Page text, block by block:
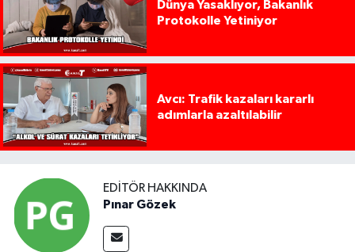
Dünya Yasaklıyor, Bakanlık
Protokolle Yetiniyor
Avcı: Trafik kazaları kararlı
adımlarla azaltılabilir
EDITÖR HAKKINDA
Pınar Gözek